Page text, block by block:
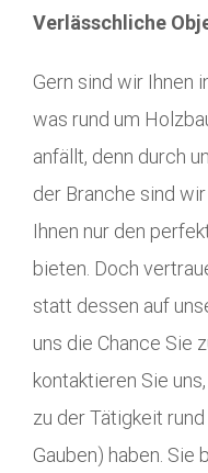
Verlässchliche
Gern sind wir Ihnen
was rund um
anfällt, denn durch
der Branche sind
Ihnen nur den
bieten. Doch
statt dessen auf
uns die Chance Sie
kontaktieren Sie
zu der Tätigkeit
Gauben) haben. Sie